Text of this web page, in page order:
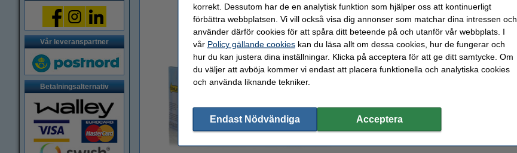
Vår leveranspartner
Betalningsalternativ
450 kr
360 kr Exkl. 25% Moms
Per sida
0,08 kr
i lager
korrekt. Dessutom har de en analytisk funktion som hjälper oss att kontinuerligt
förbättra webbplatsen. Vi vill också visa dig annonser som matchar dina intressen och
använder därför cookies för att spåra ditt beteende på och utanför vår webbplats. I
vår Policy gällande cookieskan du läsa allt om dessa cookies, hur de fungerar och
hur du kan justera dina inställningar. Klicka på acceptera för att ge ditt samtycke. Om
du väljer att avböja kommer vi endast att placera funktionella och analytiska cookies
och använda liknande tekniker.
Endast Nödvändiga Acceptera